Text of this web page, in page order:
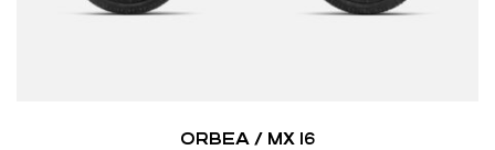
ORBEA / MX 16